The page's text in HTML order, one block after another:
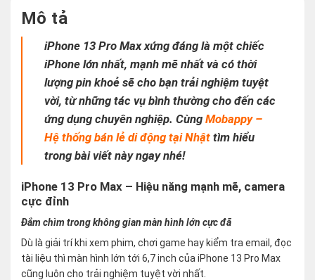
Mô tả
iPhone 13 Pro Max xứng đáng là một chiếc
iPhone lớn nhất, mạnh mẽ nhất và có thời
lượng pin khoẻ sẽ cho bạn trải nghiệm tuyệt
vời, từ những tác vụ bình thường cho đến các
ứng dụng chuyên nghiệp. CùngMobappy –
Hệ thống bán lẻ di động tại Nhật tìm hiểu
trong bài viết này ngay nhé!
iPhone 13 Pro Max – Hiệu năng mạnh mẽ, camera
cực đỉnh
Đắm chìm trong không gian màn hình lớn cực đã
Dù là giải trí khi xem phim, chơi game hay kiểm tra email, đọc
tài liệu thì màn hình lớn tới 6,7 inch của iPhone 13 Pro Max
cũng luôn cho trải nghiệm tuyệt vời nhất.